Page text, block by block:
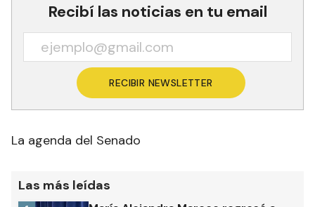
Recibí las noticias en tu email
RECIBIR NEWSLETTER
La agenda del Senado
Las más leídas